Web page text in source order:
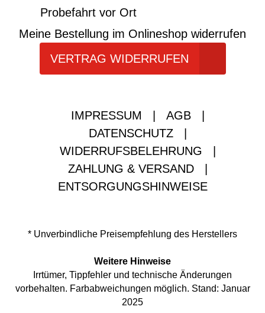
Probefahrt vor Ort
Meine Bestellung im Onlineshop widerrufen
VERTRAG WIDERRUFEN
IMPRESSUM AGB
DATENSCHUTZ
WIDERRUFSBELEHRUNG
ZAHLUNG & VERSAND
ENTSORGUNGSHINWEISE
* Unverbindliche Preisempfehlung des Herstellers
Weitere Hinweise
Irrtümer, Tippfehler und technische Änderungen
vorbehalten. Farbabweichungen möglich. Stand: Januar
2025